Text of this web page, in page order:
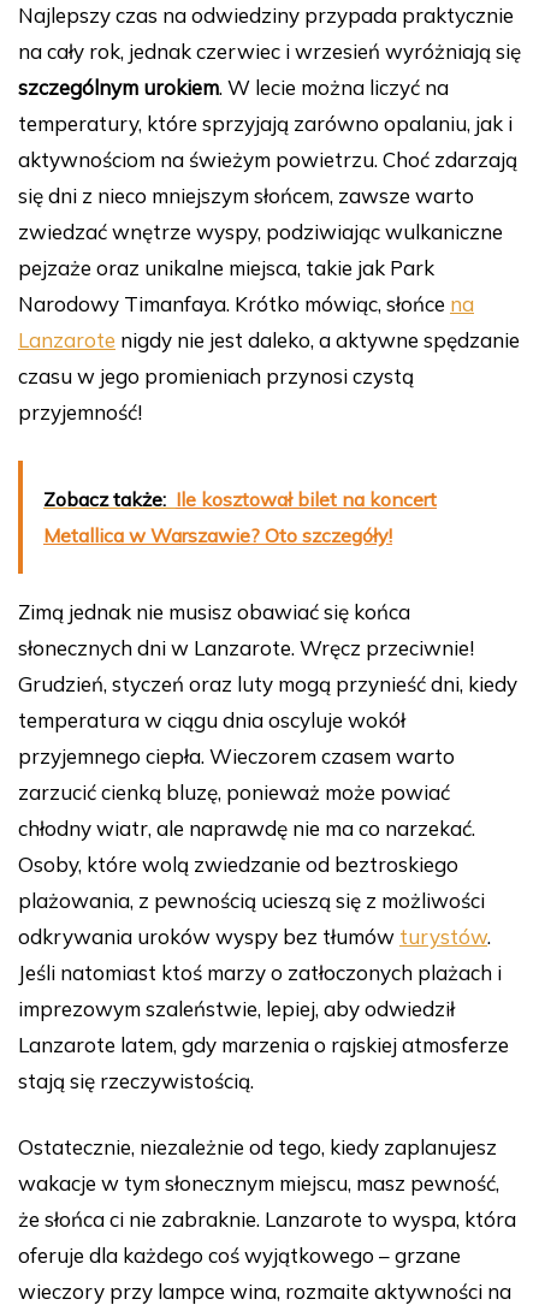
Najlepszy czas na odwiedziny przypada praktycznie
na cały rok, jednak czerwiec i wrzesień wyróżniają się
szczególnym urokiem. W lecie można liczyć na
temperatury, które sprzyjają zarówno opalaniu, jak i
aktywnościom na świeżym powietrzu. Choć zdarzają
się dni z nieco mniejszym słońcem, zawsze warto
zwiedzać wnętrze wyspy, podziwiając wulkaniczne
pejzaże oraz unikalne miejsca, takie jak Park
Narodowy Timanfaya. Krótko mówiąc, słońce na
Lanzarote nigdy nie jest daleko, a aktywne spędzanie
czasu w jego promieniach przynosi czystą
przyjemność!
Zobacz także: Ile kosztował bilet na koncert
Metallica w Warszawie? Oto szczegóły!
Zimą jednak nie musisz obawiać się końca
słonecznych dni w Lanzarote. Wręcz przeciwnie!
Grudzień, styczeń oraz luty mogą przynieść dni, kiedy
temperatura w ciągu dnia oscyluje wokół
przyjemnego ciepła. Wieczorem czasem warto
zarzucić cienką bluzę, ponieważ może powiać
chłodny wiatr, ale naprawdę nie ma co narzekać.
Osoby, które wolą zwiedzanie od beztroskiego
plażowania, z pewnością ucieszą się z możliwości
odkrywania uroków wyspy bez tłumów turystów.
Jeśli natomiast ktoś marzy o zatłoczonych plażach i
imprezowym szaleństwie, lepiej, aby odwiedził
Lanzarote latem, gdy marzenia o rajskiej atmosferze
stają się rzeczywistością.
Ostatecznie, niezależnie od tego, kiedy zaplanujesz
wakacje w tym słonecznym miejscu, masz pewność,
że słońca ci nie zabraknie. Lanzarote to wyspa, która
oferuje dla każdego coś wyjątkowego – grzane
wieczory przy lampce wina, rozmaite aktywności na